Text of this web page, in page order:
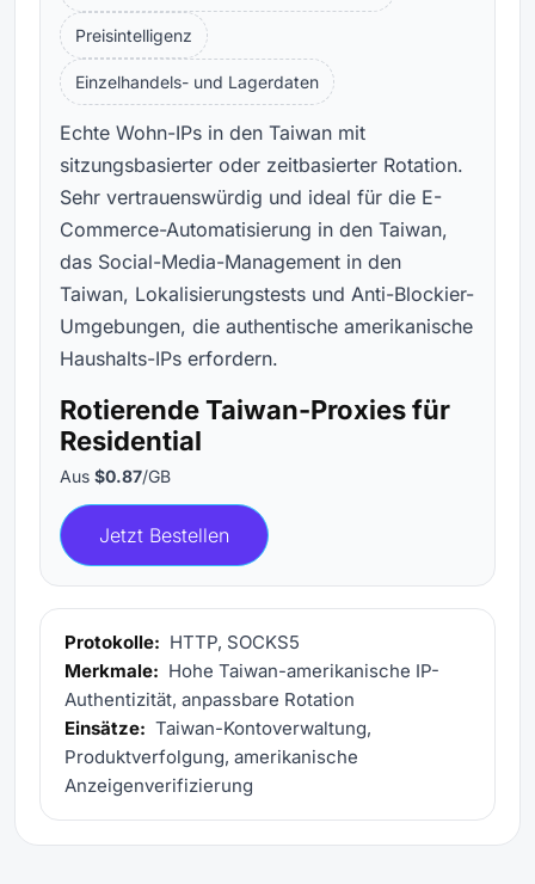
Preisintelligenz
Einzelhandels- und Lagerdaten
Echte Wohn-IPs in den Taiwan mit
sitzungsbasierter oder zeitbasierter Rotation.
Sehr vertrauenswürdig und ideal für die E-
Commerce-Automatisierung in den Taiwan,
das Social-Media-Management in den
Taiwan, Lokalisierungstests und Anti-Blockier-
Umgebungen, die authentische amerikanische
Haushalts-IPs erfordern.
Rotierende Taiwan-Proxies für
Residential
Aus $0.87/GB
Jetzt Bestellen
Protokolle: HTTP, SOCKS5
Merkmale: Hohe Taiwan-amerikanische IP-
Authentizität, anpassbare Rotation
Einsätze: Taiwan-Kontoverwaltung,
Produktverfolgung, amerikanische
Anzeigenverifizierung